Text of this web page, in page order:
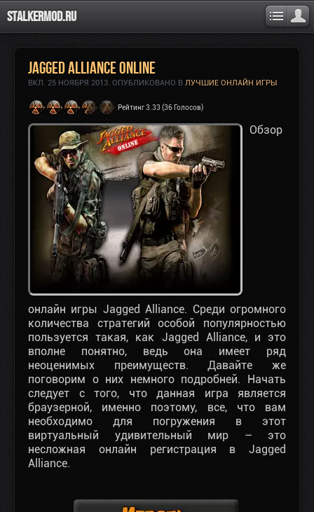
Stalkermod.ru
Jagged Alliance Online
ВКЛ. 25 НОЯБРЯ 2013. ОПУБЛИКОВАНО В ЛУЧШИЕ ОНЛАЙН ИГРЫ
Рейтинг 3.33 (36 Голосов)
Обзор
онлайн игры Jagged Alliance. Среди огромного
количества стратегий особой популярностью
пользуется такая, как Jagged Alliance, и это
вполне понятно, ведь она имеет ряд
неоценимых преимуществ. Давайте же
поговорим о них немного подробней. Начать
следует с того, что данная игра является
браузерной, именно поэтому, все, что вам
необходимо для погружения в этот
виртуальный удивительный мир – это
несложная онлайн регистрация в Jagged
Alliance.